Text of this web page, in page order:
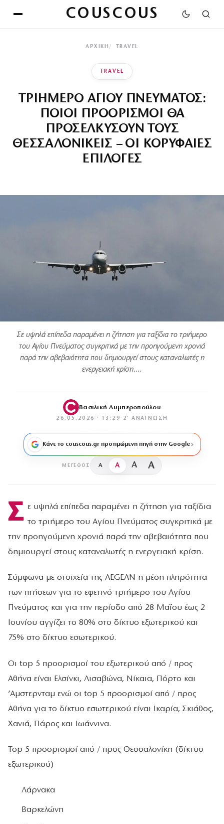
COUSCOUS
ΑΡΧΙΚΉ TRAVEL
TRAVEL
ΤΡΙΗΜΕΡΟ ΑΓΙΟΥ ΠΝΕΥΜΑΤΟΣ:
ΠΟΙΟΙ ΠΡΟΟΡΙΣΜΟΙ ΘΑ
ΠΡΟΣΕΛΚΥΣΟΥΝ ΤΟΥΣ
ΘΕΣΣΑΛΟΝΙΚΕΙΣ – ΟΙ ΚΟΡΥΦΑΙΕΣ
ΕΠΙΛΟΓΕΣ
Σε υψηλά επίπεδα παραμένει η ζήτηση για ταξίδια το τριήμερο
του Αγίου Πνεύματος συγκριτικά με την προηγούμενη χρονιά
παρά την αβεβαιότητα που δημιουργεί στους καταναλωτές η
ενεργειακή κρίση.…
Βασιλική Λυμπεροπούλου
26.05.2026 · 13:29 · 2′ ΑΝΆΓΝΩΣΗ
Κάνε το couscous.gr προτιμώμενη πηγή στην Google
ΜΈΓΕΘΟΣ A A A A
Σ ε υψηλά επίπεδα παραμένει η ζήτηση για ταξίδια
το τριήμερο του Αγίου Πνεύματος συγκριτικά με
την προηγούμενη χρονιά παρά την αβεβαιότητα που
δημιουργεί στους καταναλωτές η ενεργειακή κρίση.
Σύμφωνα με στοιχεία της AEGEAN η μέση πληρότητα
των πτήσεων για το εφετινό τριήμερο του Αγίου
Πνεύματος και για την περίοδο από 28 Μαΐου έως 2
Ιουνίου αγγίζει το 80% στο δίκτυο εξωτερικού και
75% στο δίκτυο εσωτερικού.
Οι top 5 προορισμοί του εξωτερικού από / προς
Αθήνα είναι Ελσίνκι, Λισαβώνα, Νίκαια, Πόρτο και
‘Αμστερνταμ ενώ οι top 5 προορισμοί από / προς
Αθήνα για το δίκτυο εσωτερικού είναι Ικαρία, Σκιάθος,
Χανιά, Πάρος και Ιωάννινα.
Top 5 προορισμοί από / προς Θεσσαλονίκη (δίκτυο
εξωτερικού)
Λάρνακα
Βαρκελώνη